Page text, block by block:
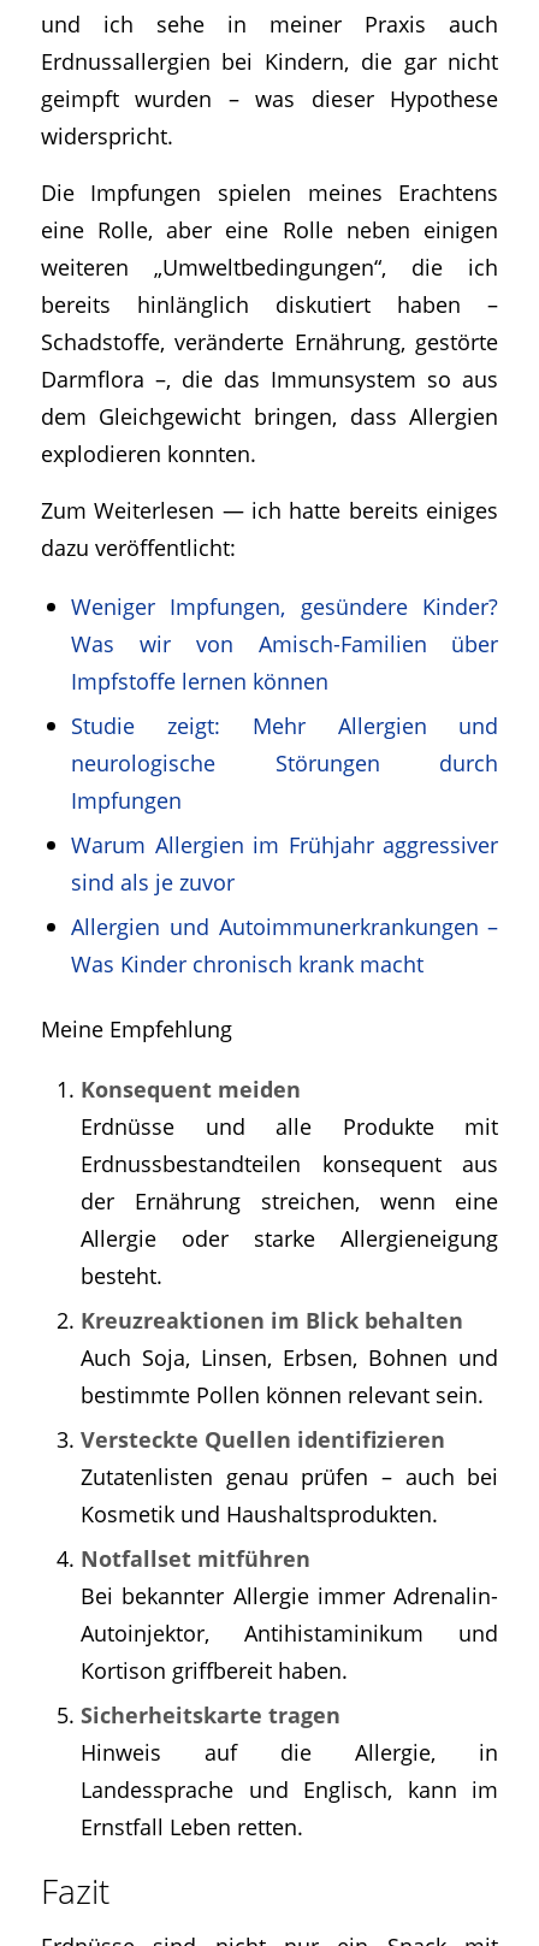
und ich sehe in meiner Praxis auch
Erdnussallergien bei Kindern, die gar nicht
geimpft wurden – was dieser Hypothese
widerspricht.
Die Impfungen spielen meines Erachtens
eine Rolle, aber eine Rolle neben einigen
weiteren „Umweltbedingungen“, die ich
bereits hinlänglich diskutiert haben –
Schadstoffe, veränderte Ernährung, gestörte
Darmflora –, die das Immunsystem so aus
dem Gleichgewicht bringen, dass Allergien
explodieren konnten.
Zum Weiterlesen — ich hatte bereits einiges
dazu veröffentlicht:
Weniger Impfungen, gesündere Kinder?
Was wir von Amisch-Familien über
Impfstoffe lernen können
Studie zeigt: Mehr Allergien und
neurologische Störungen durch
Impfungen
Warum Allergien im Frühjahr aggressiver
sind als je zuvor
Allergien und Autoimmunerkrankungen –
Was Kinder chronisch krank macht
Meine Empfehlung
Konsequent meiden
Erdnüsse und alle Produkte mit
Erdnussbestandteilen konsequent aus
der Ernährung streichen, wenn eine
Allergie oder starke Allergieneigung
besteht.
Kreuzreaktionen im Blick behalten
Auch Soja, Linsen, Erbsen, Bohnen und
bestimmte Pollen können relevant sein.
Versteckte Quellen identifizieren
Zutatenlisten genau prüfen – auch bei
Kosmetik und Haushaltsprodukten.
Notfallset mitführen
Bei bekannter Allergie immer Adrenalin-
Autoinjektor, Antihistaminikum und
Kortison griffbereit haben.
Sicherheitskarte tragen
Hinweis auf die Allergie, in
Landessprache und Englisch, kann im
Ernstfall Leben retten.
Fazit